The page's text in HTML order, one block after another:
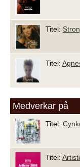
Titel:
Titel:
Medverkar på
Titel:
Titel: